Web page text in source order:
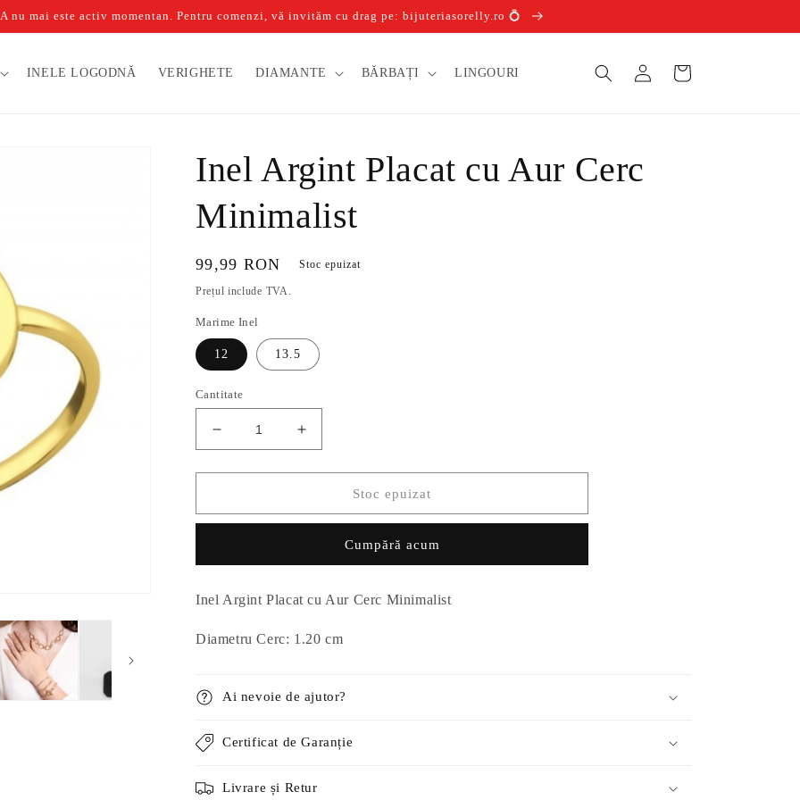
nu mai este activ momentan. Pentru comenzi, vă invităm cu drag pe: bijuteriasorelly.ro 💍
INELE LOGODNĂ VERIGHETE DIAMANTE BĂRBAȚI LINGOURI
Conectați-
Coș
Inel Argint Placat cu Aur Cerc
Minimalist
Preț
obișnuit
99,99 RON Stoc epuizat
Prețul include TVA.
Marime Inel
12 13.5
Cantitate
Reduceți
cantitatea
pentru
Argint
Aur
Minimalist
Creșteți
cantitatea
pentru
Argint
Aur
Minimalist
Stoc epuizat
Cumpără acum
Inel Argint Placat cu Aur Cerc Minimalist
Diametru Cerc: 1.20 cm
Ai nevoie de ajutor?
Certificat de Garanție
Livrare și Retur